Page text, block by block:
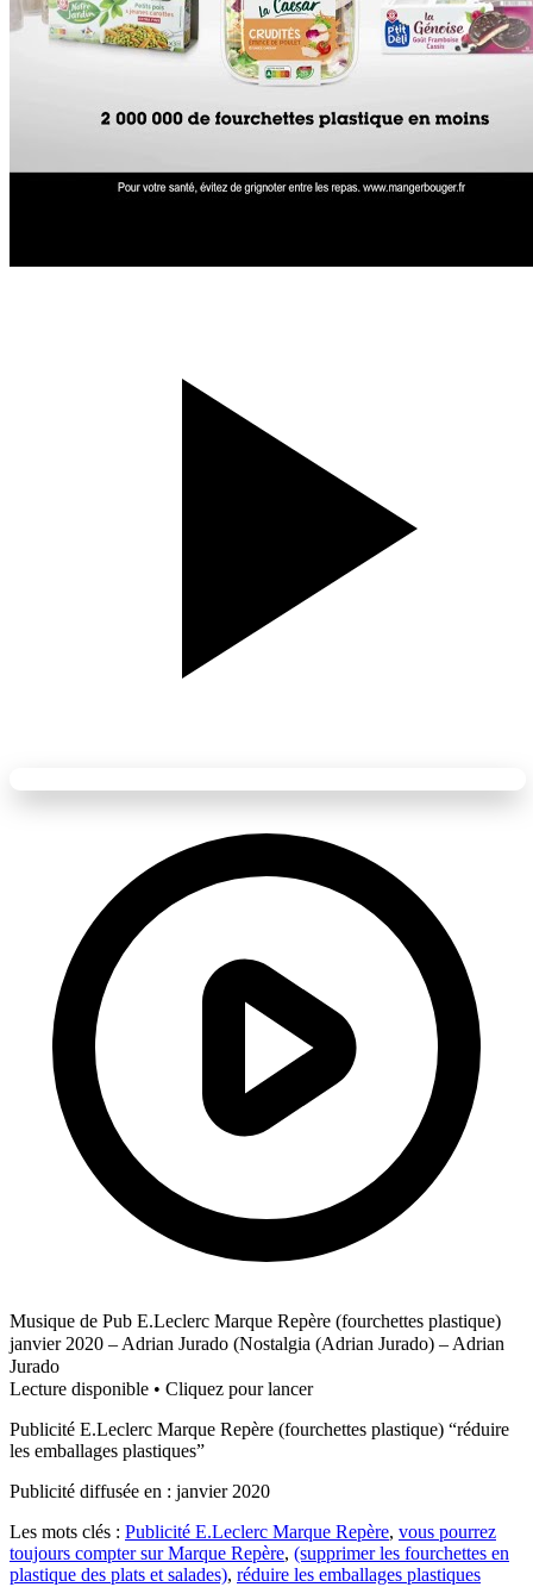
Musique de Pub E.Leclerc Marque Repère (fourchettes plastique)
janvier 2020 – Adrian Jurado (Nostalgia (Adrian Jurado) – Adrian
Jurado
Lecture disponible • Cliquez pour lancer
Publicité E.Leclerc Marque Repère (fourchettes plastique) “réduire
les emballages plastiques”
Publicité diffusée en : janvier 2020
Les mots clés : Publicité E.Leclerc Marque Repère, vous pourrez
toujours compter sur Marque Repère, (supprimer les fourchettes en
plastique des plats et salades), réduire les emballages plastiques